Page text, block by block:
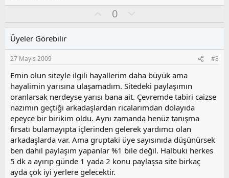
y
0
l
s
u
z
o
y
l
a
Üyeler Görebilir
27 Mayıs 2009 #8
Emin olun siteyle ilgili hayallerim daha büyük ama
hayalimin yarısına ulaşamadım. Sitedeki paylaşımın
oranlarsak nerdeyse yarısı bana ait. Çevremde tabiri caizse
nazımın geçtiği arkadaşlardan ricalarımdan dolayıda
epeyce bir birikim oldu. Aynı zamanda henüz tanışma
fırsatı bulamayıpta içlerinden gelerek yardımcı olan
arkadaşlarda var. Ama gruptaki üye sayısınıda düşünürsek
ben dahil paylaşım yapanlar %1 bile değil. Halbuki herkes
5 dk a ayırıp günde 1 yada 2 konu paylaşsa site birkaç
ayda çok iyi yerlere gelecektir.